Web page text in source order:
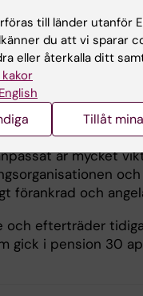
Hon planerar att
campus, att träffa
inom
blir högsta chef.
förstås att fokusera
– att få det bra
är mycket
förankrad och
och efterträder
gick i pension 30
till länder utanför
du att vi sparar
eller återkalla ditt
Tillåt